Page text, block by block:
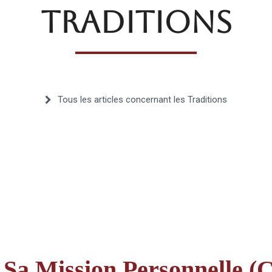
TRADITIONS
Tous les articles concernant les Traditions